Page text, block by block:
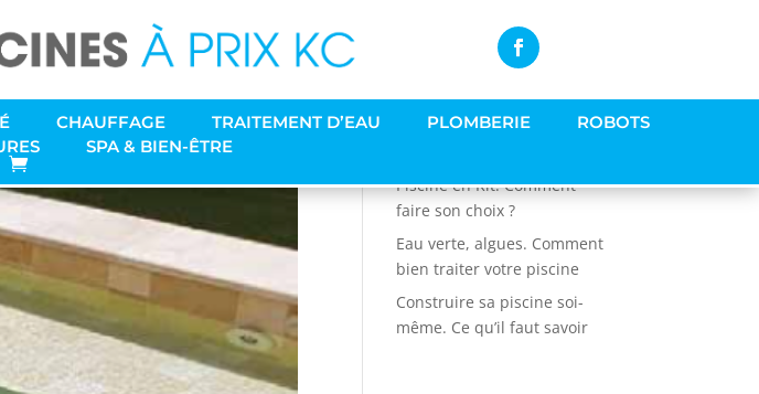
CHAUFFAGE TRAITEMENT D’EAU PLOMBERIE
ROBOTS
SPA & BIEN-ÊTRE
Piscine en Kit. Comment
faire son choix ?
Eau verte, algues. Comment
bien traiter votre piscine
Construire sa piscine soi-
même. Ce qu’il faut savoir